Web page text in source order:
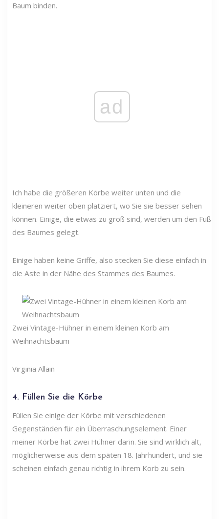
Baum binden.
ad
Ich habe die größeren Körbe weiter unten und die
kleineren weiter oben platziert, wo Sie sie besser sehen
können. Einige, die etwas zu groß sind, werden um den Fuß
des Baumes gelegt.
Einige haben keine Griffe, also stecken Sie diese einfach in
die Äste in der Nähe des Stammes des Baumes.
Zwei Vintage-Hühner in einem kleinen Korb am
Weihnachtsbaum
Virginia Allain
4. Füllen Sie die Körbe
Füllen Sie einige der Körbe mit verschiedenen
Gegenständen für ein Überraschungselement. Einer
meiner Körbe hat zwei Hühner darin. Sie sind wirklich alt,
möglicherweise aus dem späten 18. Jahrhundert, und sie
scheinen einfach genau richtig in ihrem Korb zu sein.